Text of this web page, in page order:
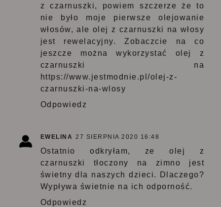
z czarnuszki, powiem szczerze że to
nie było moje pierwsze olejowanie
włosów, ale olej z czarnuszki na włosy
jest rewelacyjny. Zobaczcie na co
jeszcze można wykorzystać olej z
czarnuszki na
https://www.jestmodnie.pl/olej-z-
czarnuszki-na-wlosy
Odpowiedz
EWELINA 27 SIERPNIA 2020 16:48
Ostatnio odkryłam, ze olej z
czarnuszki tłoczony na zimno jest
świetny dla naszych dzieci. Dlaczego?
Wypływa świetnie na ich odporność.
Odpowiedz